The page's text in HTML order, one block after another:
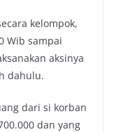
kelompok,
Wib sampai
aksinya
dahulu.
dari si korban
dan yang